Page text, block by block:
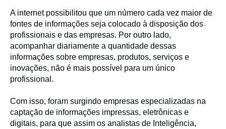
A internet possibilitou que um número cada vez maior de
fontes de informações seja colocado à disposição dos
profissionais e das empresas. Por outro lado,
acompanhar diariamente a quantidade dessas
informações sobre empresas, produtos, serviços e
inovações, não é mais possível para um único
profissional.
Com isso, foram surgindo empresas especializadas na
captação de informações impressas, eletrônicas e
digitais, para que assim os analistas de Inteligência,